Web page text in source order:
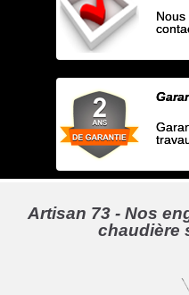
Nous
Artisan 73 - Nos
chaudière